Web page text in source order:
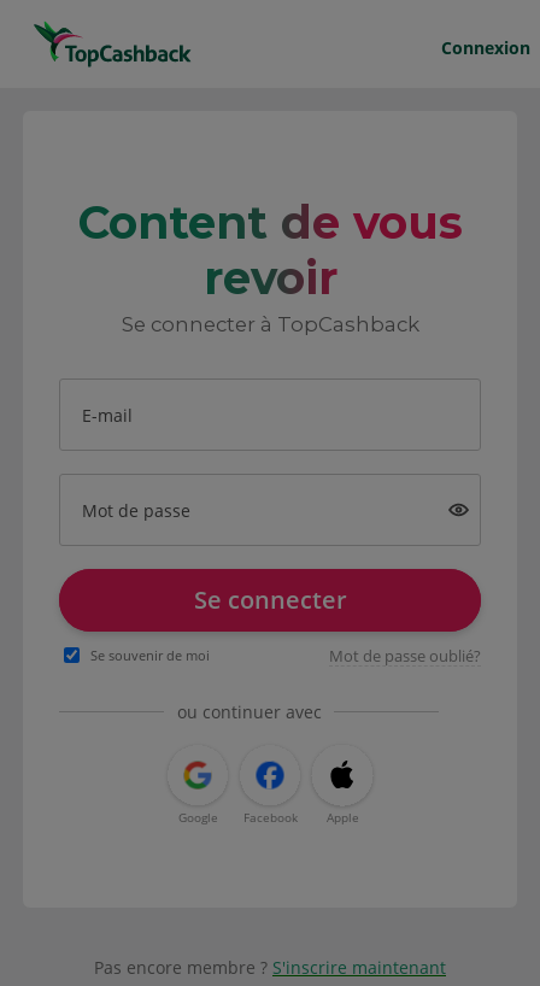
Connexion
Content de vous
revoir
Se connecter à TopCashback
E-mail
Mot de passe
Se connecter
Se souvenir de moi Mot de passe oublié?
ou continuer avec
Google Facebook Apple
Pas encore membre ? S'inscrire maintenant